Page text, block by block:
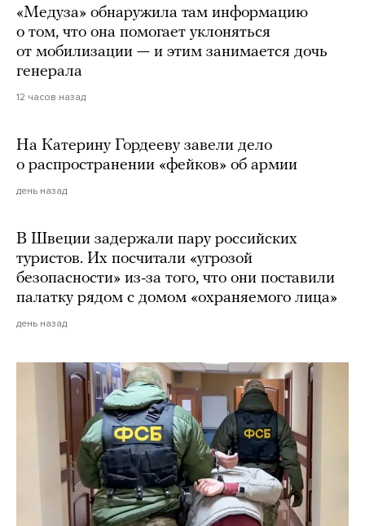
«Медуза» обнаружила там информацию
о том, что она помогает уклоняться
от мобилизации — и этим занимается дочь
генерала
12 часов назад
На Катерину Гордееву завели дело
о распространении «фейков» об армии
день назад
В Швеции задержали пару российских
туристов. Их посчитали «угрозой
безопасности» из-за того, что они поставили
палатку рядом с домом «охраняемого лица»
день назад